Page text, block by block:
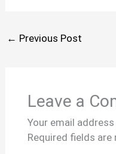
← Previous Post
Leave a
Your email
Required fields are